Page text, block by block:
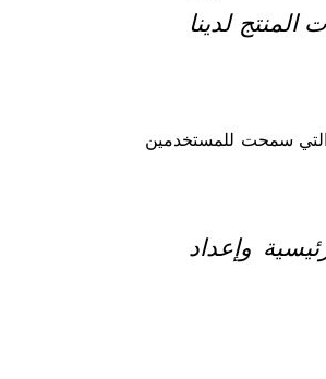
لدينا
سمحت للمستخدمين
وإعداد